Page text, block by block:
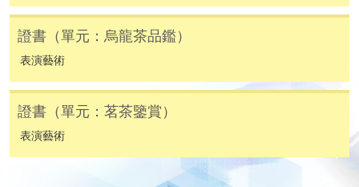
月免息分期付款優惠，必須親臨本學院設有報名服務的教
學中心作付款安排。
如欲了解如何於網上報讀新課程及繳費，請瀏覽網上
申請/報讀指南 :
- 短期課程
證書（單元：烏龍茶品鑑）
表演藝術
證書（單元：茗茶鑒賞）
表演藝術